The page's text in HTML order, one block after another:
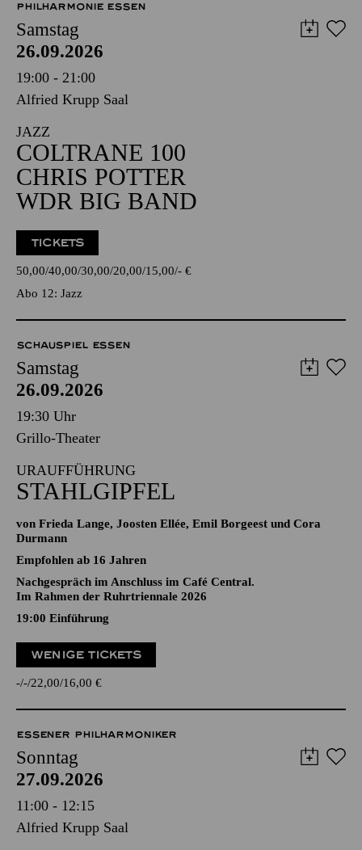
PHILHARMONIE ESSEN
Samstag
26.09.2026
19:00 - 21:00
Alfried Krupp Saal
JAZZ
COLTRANE 100
CHRIS POTTER
WDR BIG BAND
TICKETS
50,00 40,00 30,00 20,00 15,00 - €
Abo 12: Jazz
SCHAUSPIEL ESSEN
Samstag
26.09.2026
19:30 Uhr
Grillo-Theater
URAUFFÜHRUNG
STAHLGIPFEL
von Frieda Lange, Joosten Ellée, Emil Borgeest und Cora
Durmann
Empfohlen ab 16 Jahren
Nachgespräch im Anschluss im Café Central.
Im Rahmen der Ruhrtriennale 2026
19:00 Einführung
WENIGE TICKETS
- - 22,00 16,00 €
ESSENER PHILHARMONIKER
Sonntag
27.09.2026
11:00 - 12:15
Alfried Krupp Saal